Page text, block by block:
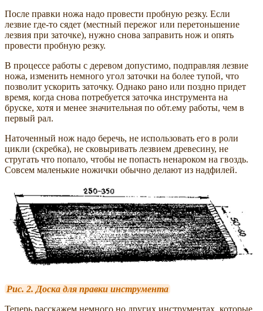
После правки ножа надо провести пробную резку. Если
лезвие где-то сядет (местный пережог или перетоньшение
лезвия при заточке), нужно снова заправить нож и опять
провести пробную резку.
В процессе работы с деревом допустимо, подправляя лезвие
ножа, изменить немного угол заточки на более тупой, что
позволит ускорить заточку. Однако рано или поздно придет
время, когда снова потребуется заточка инструмента на
бруске, хотя и менее значительная по обт.ему работы, чем в
первый рал.
Наточенный нож надо беречь, не использовать его в роли
цикли (скребка), не сковыривать лезвием древесину, не
стругать что попало, чтобы не попасть ненароком на гвоздь.
Совсем маленькие ножички обычно делают из надфилей.
Рис. 2. Доска для правки инструмента
Теперь расскажем немного но других инструментах, которые